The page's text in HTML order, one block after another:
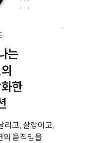
는
한
리고, 살랑이고,
의 움직임을